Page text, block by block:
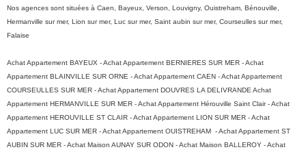
Nos agences sont situées à Caen, Bayeux, Verson, Louvigny, Ouistreham, Bénouville,
Hermanville sur mer, Lion sur mer, Luc sur mer, Saint aubin sur mer, Courseulles sur mer,
Falaise
Achat Appartement BAYEUX - Achat Appartement BERNIERES SUR MER - Achat
Appartement BLAINVILLE SUR ORNE - Achat Appartement CAEN - Achat Appartement
COURSEULLES SUR MER - Achat Appartement DOUVRES LA DELIVRANDE Achat
Appartement HERMANVILLE SUR MER - Achat Appartement Hérouville Saint Clair - Achat
Appartement HEROUVILLE ST CLAIR - Achat Appartement LION SUR MER - Achat
Appartement LUC SUR MER - Achat Appartement OUISTREHAM - Achat Appartement ST
AUBIN SUR MER - Achat Maison AUNAY SUR ODON - Achat Maison BALLEROY - Achat